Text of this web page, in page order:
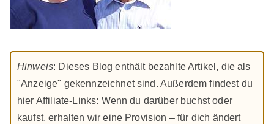
Hinweis: Dieses Blog enthält bezahlte Artikel, die als
"Anzeige" gekennzeichnet sind. Außerdem findest du
hier Affiliate-Links: Wenn du darüber buchst oder
kaufst, erhalten wir eine Provision – für dich ändert